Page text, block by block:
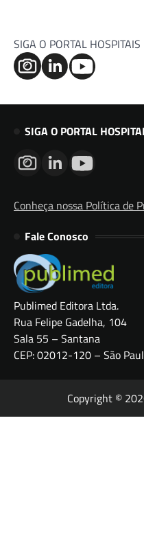
SIGA O PORTAL
SIGA O PORTAL
Conheça nossa Política de
Fale Conosco
Publimed Editora Ltda.
Rua Felipe Gadelha, 104
Sala 55 – Santana
CEP: 02012-120 – São
Copyright ©